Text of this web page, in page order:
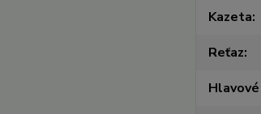
Kazeta
Reťaz